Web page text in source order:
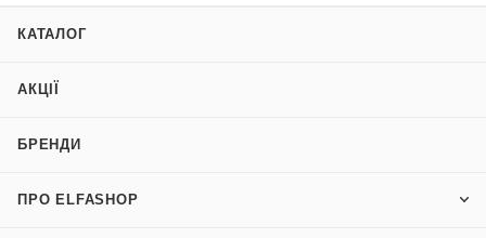
КАТАЛОГ
АКЦІЇ
БРЕНДИ
ПРО ELFASHOP